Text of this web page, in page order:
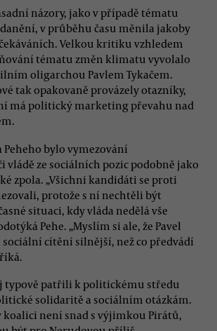
názory, jako v případě tématu
v průběhu času měnila jakoby
Velkou kritiku vzhledem
tématu změn klimatu vyvolalo
oligarchou Pavlem Tykačem.
tak opakovaně provázely otazníky,
má politický marketing převahu nad
bylo vymezování
vládě ze sociálních pozic podobně jako
zpola. „Všichni kandidáti se proti
protože s ní nechtěli být
situaci, kdy vláda nedělá vše
Pehe. „Myslím si ale, že Pavel
cítění silnější, než co předvádí
typově patřili k politickému středu
solidaritě a sociálním otázkám.
koalici není snad s výjimkou Pirátů,